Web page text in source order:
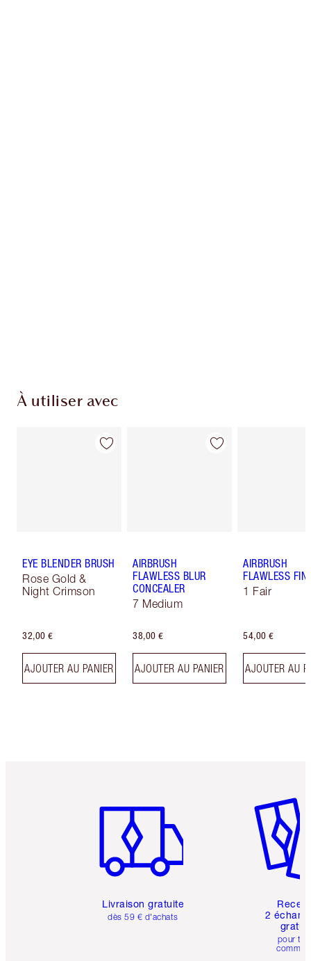
À utiliser avec
EYE BLENDER BRUSH
Rose Gold &
Night Crimson
32,00 €
AJOUTER AU PANIER
AIRBRUSH
FLAWLESS BLUR
CONCEALER
7 Medium
38,00 €
AJOUTER AU PANIER
AIRBRUSH
FLAWLESS
1 Fair
54,00 €
AJOUTER AU
Livraison gratuite
dès 59 € d'achats
2
pour